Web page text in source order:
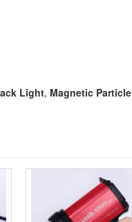
Light, Magnetic Particle